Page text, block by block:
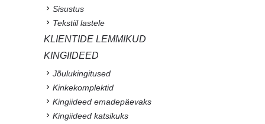
Sisustus
Tekstiil lastele
KLIENTIDE LEMMIKUD
KINGIIDEED
Jõulukingitused
Kinkekomplektid
Kingiideed emadepäevaks
Kingiideed katsikuks